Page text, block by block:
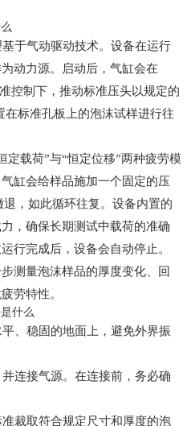
于气动驱动技术。设备在运行
动力源。启动后，气缸会在
控制下，推动标准压头以规定的
标准孔板上的泡沫试样进行往
定载荷”与“恒定位移”两种疲劳模
缸会给样品施加一个固定的压
，如此循环往复。设备内置的
，确保长期测试中载荷的准确
行完成后，设备会自动停止。
测量泡沫样品的厚度变化、回
劳特性。
什么
、稳固的地面上，避免外界振
连接气源。在连接前，务必确
裁取符合规定尺寸和厚度的泡